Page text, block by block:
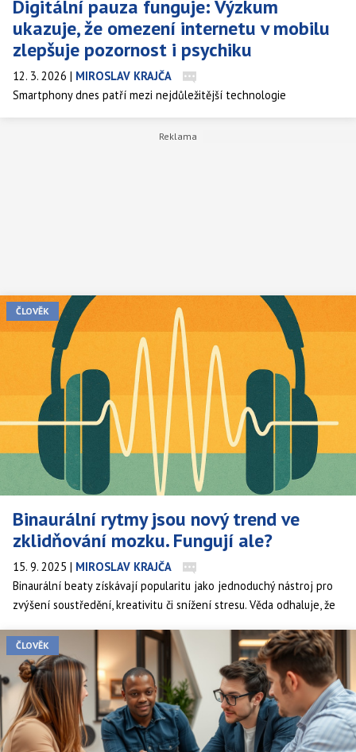
Digitální pauza funguje: Výzkum
ukazuje, že omezení internetu v mobilu
zlepšuje pozornost i psychiku
12. 3. 2026 | MIROSLAV KRAJČA
Smartphony dnes patří mezi nejdůležitější technologie
každodenního života. Neustálé připojení k internetu ale může mít i
nečekané důsledky pro naši psychiku a schopnost soustředění.
ČLOVĚK
Binaurální rytmy jsou nový trend ve
zklidňování mozku. Fungují ale?
15. 9. 2025 | MIROSLAV KRAJČA
Binaurální beaty získávají popularitu jako jednoduchý nástroj pro
zvýšení soustředění, kreativitu či snížení stresu. Věda odhaluje, že
délce poslechu, osobní citlivosti a situaci. Co vlastně za hudebním
trikem je a kdy se vyplatí je vyzkoušet?
ČLOVĚK